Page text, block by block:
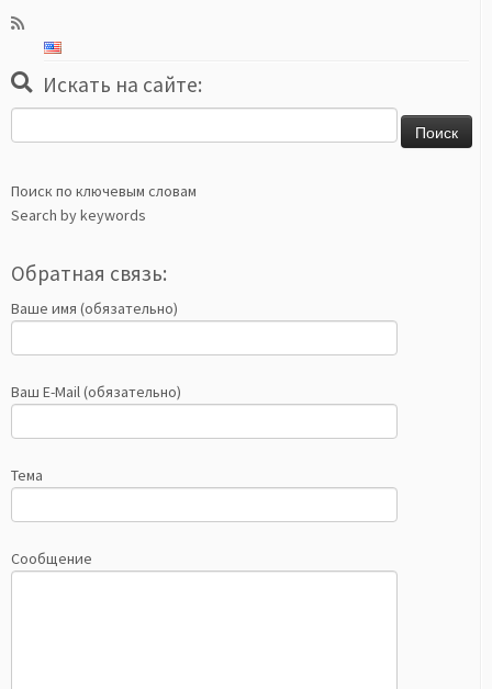
Искать на сайте:
Поиск по ключевым словам
Search by keywords
Обратная связь:
Ваше имя (обязательно)
Ваш E-Mail (обязательно)
Тема
Сообщение